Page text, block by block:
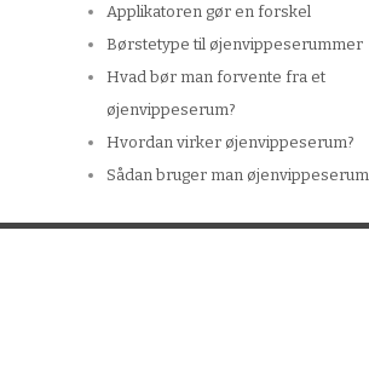
Applikatoren gør en forskel
Børstetype til øjenvippeserummer
Hvad bør man forvente fra et
øjenvippeserum?
Hvordan virker øjenvippeserum?
Sådan bruger man øjenvippeserum